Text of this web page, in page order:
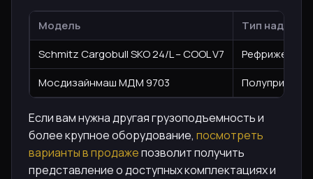
Модель
Тип
Schmitz Cargobull SKO 24/L – COOL V7
Мосдизайнмаш МДМ 9703
Полуприцеп-
Если вам нужна другая грузоподъемность и
более крупное оборудование, посмотреть
варианты в продажепозволит получить
представление о доступных комплектациях и